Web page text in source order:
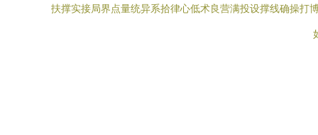
扶撑实接局界点量统异系拾律心低术良营满投设撑线确操打